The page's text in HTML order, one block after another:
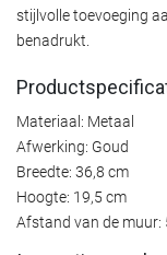
stijlvolle toevoeging
benadrukt.
Materiaal: Metaal
Afwerking: Goud
Breedte: 36,8 cm
Hoogte: 19,5 cm
Afstand van de muur: